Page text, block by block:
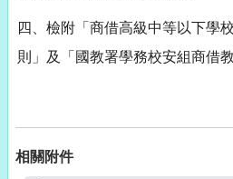
四、檢附「商借高級中等以下學
則」及「國教署學務校安組商借
相關附件